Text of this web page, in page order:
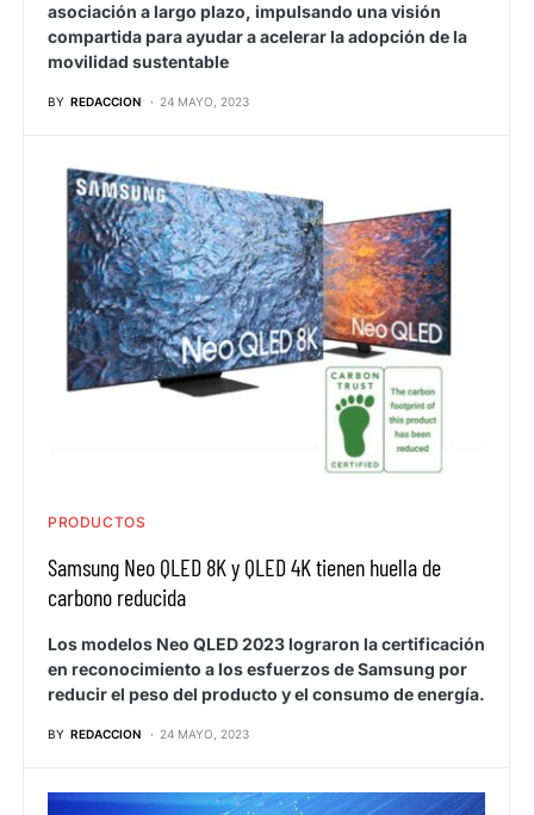
asociación a largo plazo, impulsando una visión
compartida para ayudar a acelerar la adopción de la
movilidad sustentable
BY REDACCION 24 MAYO, 2023
PRODUCTOS
Samsung Neo QLED 8K y QLED 4K tienen huella de
carbono reducida
Los modelos Neo QLED 2023 lograron la certificación
en reconocimiento a los esfuerzos de Samsung por
reducir el peso del producto y el consumo de energía.
BY REDACCION 24 MAYO, 2023